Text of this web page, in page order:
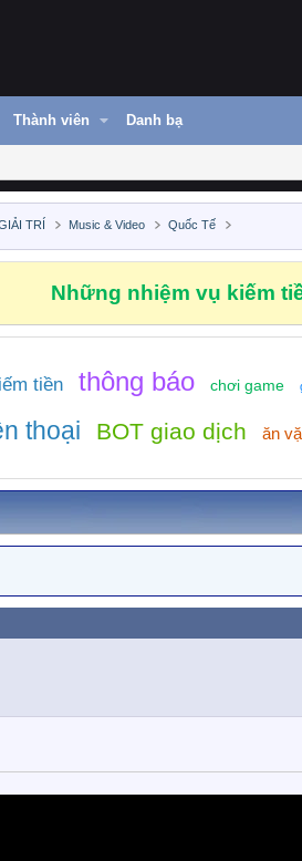
Thành viên Danh bạ
TRÍ Music & Video Quốc Tế
Những nhiệm vụ kiếm
tiền thông báo chơi game
thoại BOT giao dịch ăn